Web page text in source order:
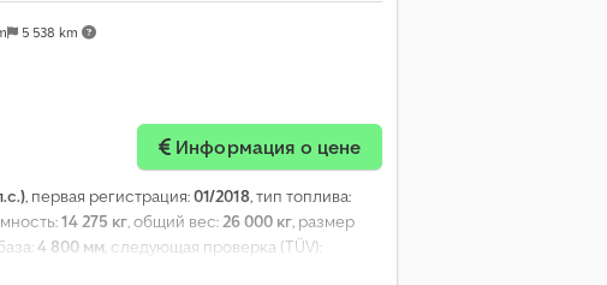
5 538 km
Информация о цене
, первая регистрация:01/2018, тип топлива:
14 275 кг, общий вес:26 000 кг, размер
4 800 мм, следующая проверка (TÜV):